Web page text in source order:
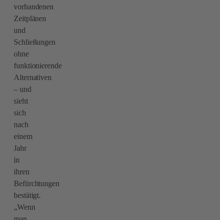
vorhandenen
Zeitplänen
und
Schließungen
ohne
funktionierende
Alternativen
– und
sieht
sich
nach
einem
Jahr
in
ihren
Befürchtungen
bestätigt.
„Wenn